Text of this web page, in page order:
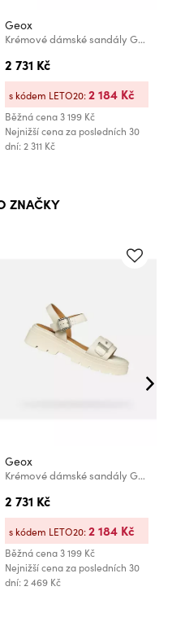
Geox
Krémové dámské sandály Geox New Eraklia 15
2 731 Kč
Běžná cena3 199 Kč
Nejnižší cena za posledních 30
dní: 2 311 Kč
s kódem LETO20:2 184 Kč
ZNAČKY
Geox
Krémové dámské sandály Geox Adacter S B
2 731 Kč
Běžná cena3 199 Kč
Nejnižší cena za posledních 30
dní: 2 469 Kč
s kódem LETO20:2 184 Kč